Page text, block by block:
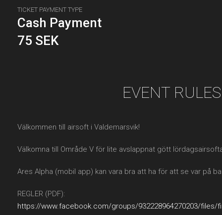
TICKET PAYMENT TYPE
Cash Payment
75 SEK
EVENT
Välkommen till airsoft i Valdemarsvik!
Välkomna till Område V för lite avslappnat gött
Ares Alpha (mobil app) kan vara bra att ha för att se var på
REGLER (PDF):
https://www.facebook.com/groups/932228964270203/files/